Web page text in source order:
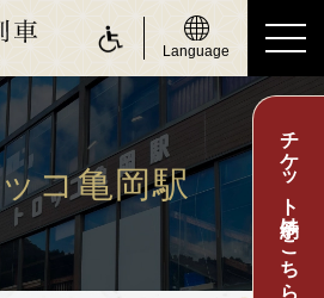
Language
チケット予約はこちら
コ亀岡駅